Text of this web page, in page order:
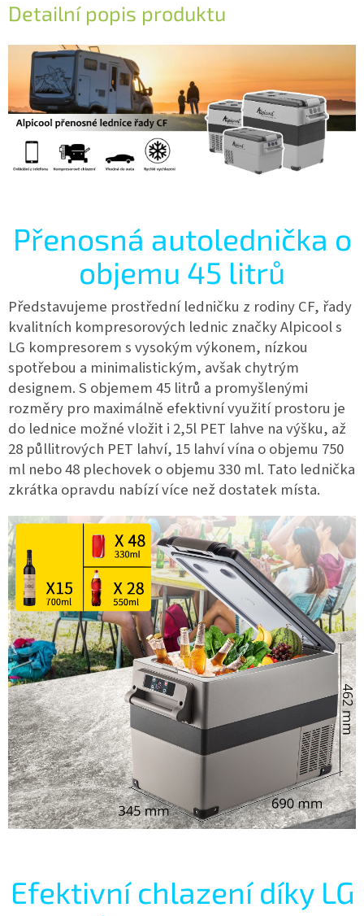
Detailní popis produktu
Přenosná autolednička o
objemu 45 litrů
Představujeme prostřední ledničku z rodiny CF, řady
kvalitních kompresorových lednic značky Alpicool s
LG kompresorem s vysokým výkonem, nízkou
spotřebou a minimalistickým, avšak chytrým
designem.S objemem 45 litrů a promyšlenými
rozměry pro maximálně efektivní využití prostoru je
do lednice možné vložit i 2,5l PET lahve na výšku, až
28 půllitrových PET lahví, 15 lahví vína o objemu 750
ml nebo 48 plechovek o objemu 330 ml. Tato lednička
zkrátka opravdu nabízí více než dostatek místa.
Efektivní chlazení díky LG